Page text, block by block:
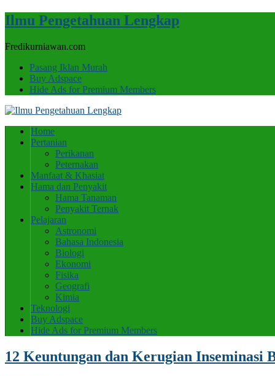
Ilmu Pengetahuan Lengkap
Fredikurniawan.com
Pasang Iklan Murah
Buy Adspace
Hide Ads for Premium Members
Home
Pertanian
Perikanan
Peternakan
Manfaat & Khasiat
Hama dan Penyakit
Hama Tanaman
Penyakit Ternak
Pelajaran
Astronomi
Bahasa Indonesia
Biologi
Ekonomi
Fisika
Geografi
Kimia
Teknologi
Buy Adspace
Hide Ads for Premium Members
12 Keuntungan dan Kerugian Inseminasi